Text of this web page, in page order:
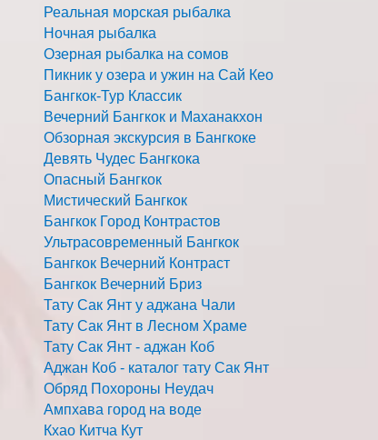
Реальная морская рыбалка
Ночная рыбалка
Озерная рыбалка на сомов
Пикник у озера и ужин на Сай Кео
Бангкок-Тур Классик
Вечерний Бангкок и Маханакхон
Обзорная экскурсия в Бангкоке
Девять Чудес Бангкока
Опасный Бангкок
Мистический Бангкок
Бангкок Город Контрастов
Ультрасовременный Бангкок
Бангкок Вечерний Контраст
Бангкок Вечерний Бриз
Тату Сак Янт у аджана Чали
Тату Сак Янт в Лесном Храме
Тату Сак Янт - аджан Коб
Аджан Коб - каталог тату Сак Янт
Обряд Похороны Неудач
Ампхава город на воде
Кхао Китча Кут